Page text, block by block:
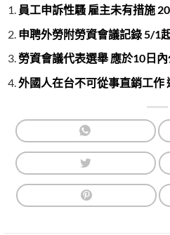
員工申訴性騷 雇主未有措施
申聘外勞附勞資會議記錄 5/1
勞資會議代表選舉 應於10日
外國人在台不可從事直銷工作